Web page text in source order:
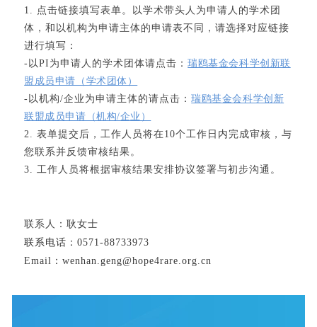
1.
点击链接填写表单。以学术带头人为申请人的学术团
体，和以机构为申请主体的申请表不同，请选择对应链接
进行填写：
-以PI为申请人的学术团体请点击：瑞鸥基金会科学创新联
盟成员申请（学术团体）
-以机构/企业为申请主体的请点击：瑞鸥基金会科学创新
联盟成员申请（机构/企业）
2. 表单提交后，工作人员将在10个工作日内完成审核，与
您联系并反馈审核结果。
3. 工作人员将根据审核结果安排协议签署与初步沟通。
联系人：耿女士
联系电话：0571-88733973
Email：wenhan.geng@hope4rare.org.cn